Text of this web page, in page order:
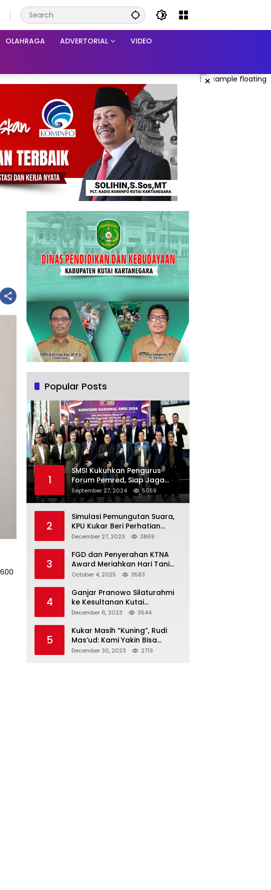
OLAHRAGA ADVERTORIAL VIDEO
×
Popular Posts
1
SMSI Kukuhkan Pengurus
Forum Pemred, Siap Jaga
Kualitas Media Daring di
Indonesia
September 27, 2024 5059
2
Simulasi Pemungutan Suara,
KPU Kukar Beri Perhatian
Penyandang Disabilitas
December 27, 2023 3869
3
FGD dan Penyerahan KTNA
Award Meriahkan Hari Tani
Nasional di Kukar
October 4, 2025 3583
4
Ganjar Pranowo Silaturahmi
ke Kesultanan Kutai
Kartanegara
December 6, 2023 3544
5
Kukar Masih “Kuning”, Rudi
Mas’ud: Kami Yakin Bisa
Menang di Pemilu 2024
December 30, 2023 2713